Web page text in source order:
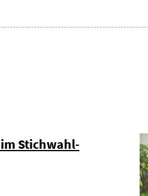
Stichwahl-